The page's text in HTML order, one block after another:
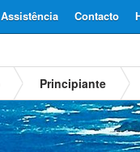
Contacto
Assistência
Principiante